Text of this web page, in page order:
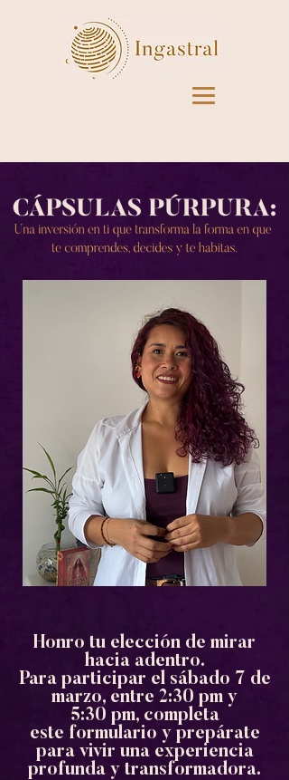
Honro tu elección de mirar
hacia adentro.
Para participar el sábado 7 de
marzo, entre 2:30 pm y
5:30 pm, completa
este formulario y prepárate
para vivir una experiencia
profunda y transformadora.